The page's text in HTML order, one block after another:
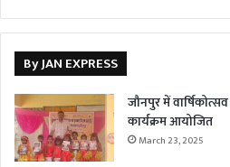
By JAN EXPRESS
जौनपुर में
कार्यक्रम आयोजित
March 23, 2025